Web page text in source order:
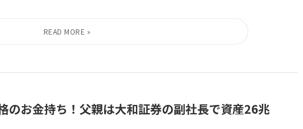
のお金持ち！父親は大和証券の副社長で資産26兆